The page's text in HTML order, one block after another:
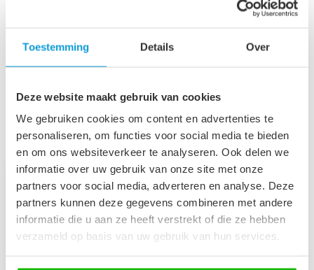
Toestemming Details Over
Deze website maakt gebruik van cookies
We gebruiken cookies om content en advertenties te
personaliseren, om functies voor social media te bieden
en om ons websiteverkeer te analyseren. Ook delen we
informatie over uw gebruik van onze site met onze
partners voor social media, adverteren en analyse. Deze
partners kunnen deze gegevens combineren met andere
informatie die u aan ze heeft verstrekt of die ze hebben
verzameld op basis van uw gebruik van hun services.
Recent bekeken
-13%